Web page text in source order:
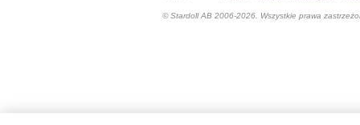
© Stardoll AB 2006-2026. Wszystkie prawa